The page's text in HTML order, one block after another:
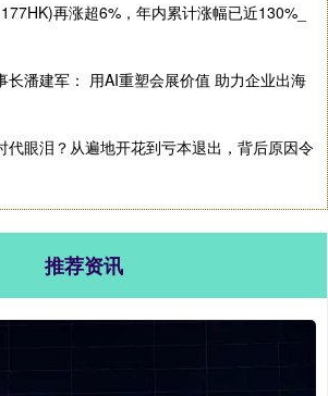
再涨超6%，年内累计涨幅已近130%_
长潘建军： 用AI重塑会展价值 助力企业出海
代眼泪？从遍地开花到亏本退出，背后原因令
推荐资讯